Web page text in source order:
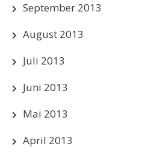
September 2013
August 2013
Juli 2013
Juni 2013
Mai 2013
April 2013